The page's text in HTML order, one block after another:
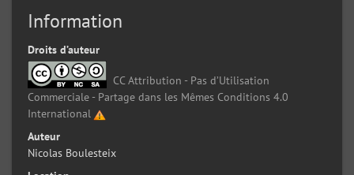
Information
Droits d’auteur
CC Attribution - Pas d’Utilisation
Commerciale - Partage dans les Mêmes Conditions 4.0
International
Auteur
Nicolas Boulesteix